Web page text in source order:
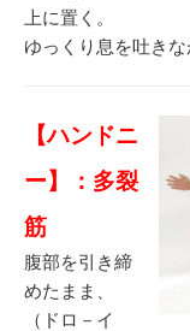
上に置く。
ゆっくり息を吐きな
【ハンドニ
ー】：多裂
筋
腹部を引き締
めたまま、
（ドロ－イ